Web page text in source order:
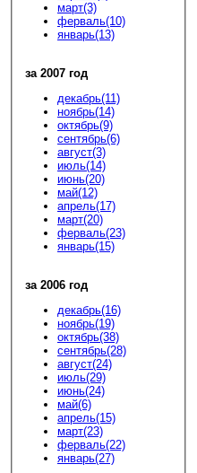
март(3)
ферваль(10)
январь(13)
за 2007 год
декабрь(11)
ноябрь(14)
октябрь(9)
сентябрь(6)
август(3)
июль(14)
июнь(20)
май(12)
апрель(17)
март(20)
ферваль(23)
январь(15)
за 2006 год
декабрь(16)
ноябрь(19)
октябрь(38)
сентябрь(28)
август(24)
июль(29)
июнь(24)
май(6)
апрель(15)
март(23)
ферваль(22)
январь(27)